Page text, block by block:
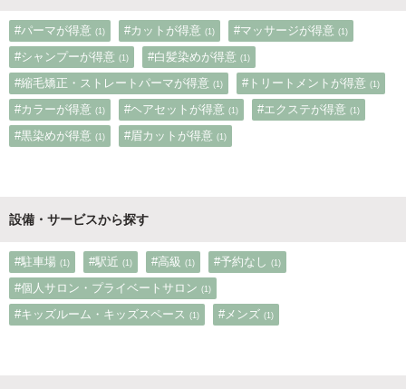
#パーマが得意 (1) #カットが得意 (1) #マッサージが得意 (1)
#シャンプーが得意 (1) #白髪染めが得意 (1)
#縮毛矯正・ストレートパーマが得意 (1) #トリートメントが得意 (1)
#カラーが得意 (1) #ヘアセットが得意 (1) #エクステが得意 (1)
#黒染めが得意 (1) #眉カットが得意 (1)
設備・サービスから探す
#駐車場 (1) #駅近 (1) #高級 (1) #予約なし (1)
#個人サロン・プライベートサロン (1)
#キッズルーム・キッズスペース (1) #メンズ (1)